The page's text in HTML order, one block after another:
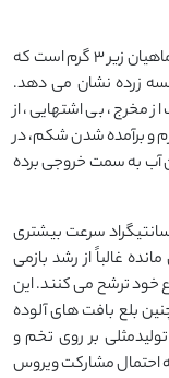
این بیماری عامل تلفات سنگین و ناگهانی در بچه ماهیان زیر 3 گرم است که
زرده نشان می دهد.
مخرج، بی اشتهایی، از
و برآمده شدن شکم، در
آب به سمت خروجی برده
تلفات در دمای بالاتر از 10 درجه سانتیگراد سرعت بیشتری
باقی مانده غالباً از رشد بازمی
در مدفوع خود ترشح می کنند. این
بلع بافت های آلوده
بر روی تخم و
احتمال مشارکت ویروس